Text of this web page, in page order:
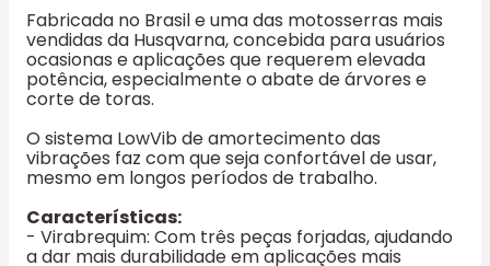
Fabricada no Brasil e uma das motosserras mais
vendidas da Husqvarna, concebida para usuários
ocasionas e aplicações que requerem elevada
potência, especialmente o abate de árvores e
corte de toras.
O sistema LowVib de amortecimento das
vibrações faz com que seja confortável de usar,
mesmo em longos períodos de trabalho.
Características:
- Virabrequim: Com três peças forjadas, ajudando
a dar mais durabilidade em aplicações mais